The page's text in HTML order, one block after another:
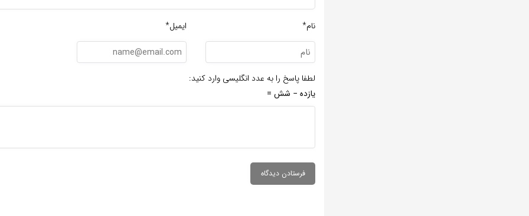
نام* ایمیل*
لطفا پاسخ را به عدد انگلیسی وارد کنید:
یازده − شش =